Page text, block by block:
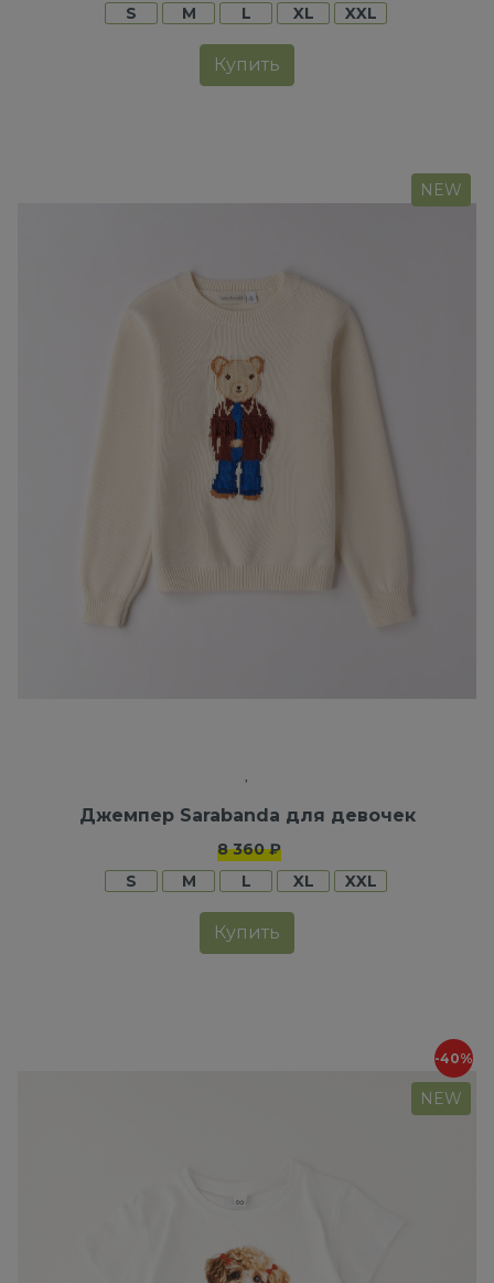
S M L XL XXL
Купить
NEW
Джемпер Sarabanda для девочек
8 360 ₽
S
M L XL XXL
Купить
-40%
NEW